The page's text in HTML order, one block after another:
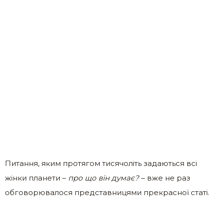
Питання, яким протягом тисячоліть задаються всі
жінки планети – про що він думає?– вже не раз
обговорювалося представницями прекрасної статі.